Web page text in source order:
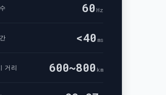
60 Hz
<40 ms
거리 600~800 km